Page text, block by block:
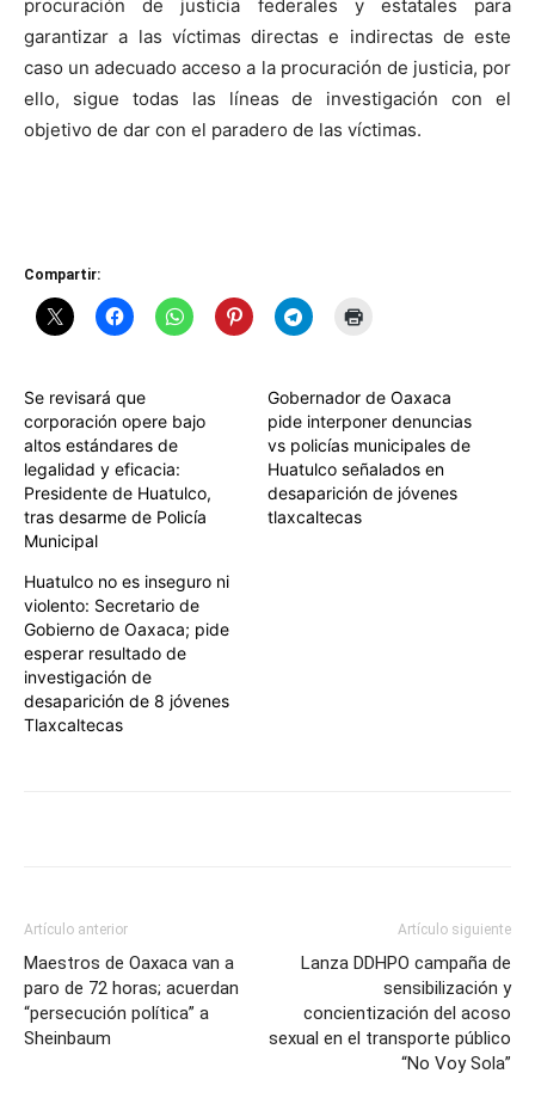
procuración de justicia federales y estatales para
garantizar a las víctimas directas e indirectas de este
caso un adecuado acceso a la procuración de justicia, por
ello, sigue todas las líneas de investigación con el
objetivo de dar con el paradero de las víctimas.
Compartir:
Se revisará que
corporación opere bajo
altos estándares de
legalidad y eficacia:
Presidente de Huatulco,
tras desarme de Policía
Municipal
Gobernador de Oaxaca
pide interponer denuncias
vs policías municipales de
Huatulco señalados en
desaparición de jóvenes
tlaxcaltecas
Huatulco no es inseguro ni
violento: Secretario de
Gobierno de Oaxaca; pide
esperar resultado de
investigación de
desaparición de 8 jóvenes
Tlaxcaltecas
Artículo anterior
Maestros de Oaxaca van a
paro de 72 horas; acuerdan
“persecución política” a
Sheinbaum
Artículo siguiente
Lanza DDHPO campaña de
sensibilización y
concientización del acoso
sexual en el transporte público
“No Voy Sola”